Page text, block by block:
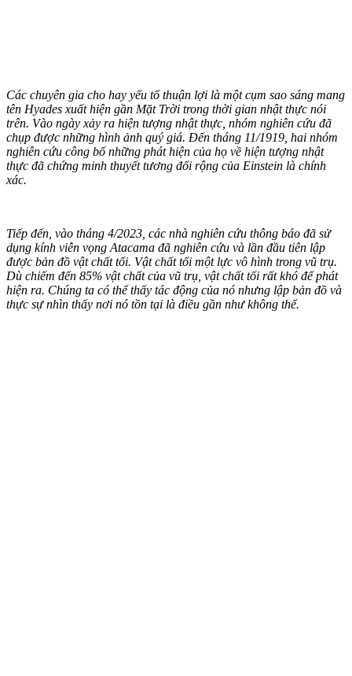
Các chuyên gia cho hay yếu tố thuận lợi là một cụm sao sáng mang
tên Hyades xuất hiện gần Mặt Trời trong thời gian nhật thực nói
trên. Vào ngày xảy ra hiện tượng nhật thực, nhóm nghiên cứu đã
chụp được những hình ảnh quý giá. Đến tháng 11/1919, hai nhóm
nghiên cứu công bố những phát hiện của họ về hiện tượng nhật
thực đã chứng minh thuyết tương đối rộng của Einstein là chính
xác.
Tiếp đến, vào tháng 4/2023, các nhà nghiên cứu thông báo đã sử
dụng kính viễn vọng Atacama đã nghiên cứu và lần đầu tiên lập
được bản đồ vật chất tối. Vật chất tối một lực vô hình trong vũ trụ.
Dù chiếm đến 85% vật chất của vũ trụ, vật chất tối rất khó để phát
hiện ra. Chúng ta có thể thấy tác động của nó nhưng lập bản đồ và
thực sự nhìn thấy nơi nó tồn tại là điều gần như không thể.